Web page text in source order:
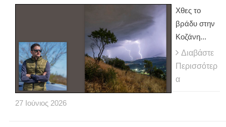
Χθες το
βράδυ στην
Κοζάνη...
Διαβάστε
Περισσότερ
α
27 Ιούνιος 2026